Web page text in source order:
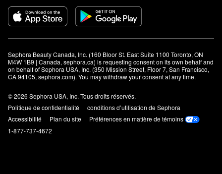
Sephora Beauty Canada, Inc. (160 Bloor St. East Suite 1100 Toronto, ON
M4W 1B9 | Canada, sephora.ca) is requesting consent on its own behalf and
on behalf of Sephora USA, Inc. (350 Mission Street, Floor 7, San Francisco,
CA 94105, sephora.com). You may withdraw your consent at any time.
© 2026 Sephora USA, Inc. Tous droits réservés.
Politique de confidentialité
conditions d’utilisation de Sephora
Accessibilité
Plan du site
Préférences en matière de témoins
1-877-737-4672